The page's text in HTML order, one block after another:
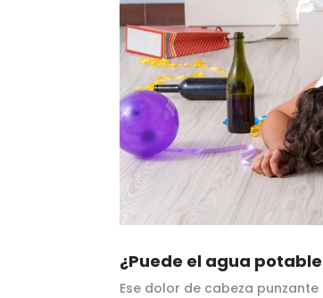
¿Puede el agua
Ese dolor de cabeza